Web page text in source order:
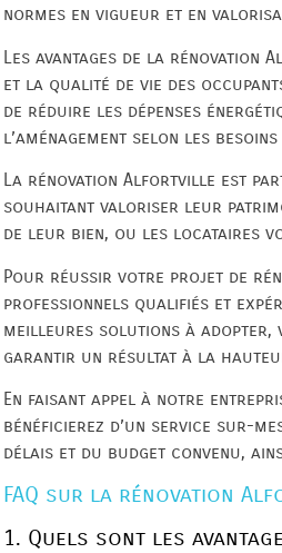
normes en vigueur et en
Les avantages de la
et la qualité de vie des
de réduire les dépenses
l’aménagement selon les
La rénovation Alfortville est
souhaitant valoriser leur
de leur bien, ou les locataires
Pour réussir votre projet de
professionnels qualifiés et
meilleures solutions à adopter,
garantir un résultat à la
En faisant appel à notre
bénéficierez d’un service sur-
délais et du budget convenu,
FAQ sur la rénovation
1. Quels sont les